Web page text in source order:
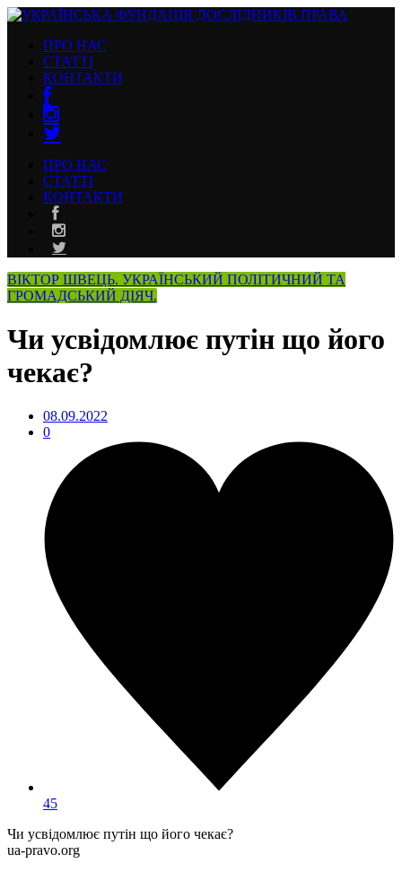
ПРО НАС
СТАТТІ
КОНТАКТИ
ПРО НАС
СТАТТІ
КОНТАКТИ
ВІКТОР ШВЕЦЬ. УКРАЇНСЬКИЙ ПОЛІТИЧНИЙ ТА
ГРОМАДСЬКИЙ ДІЯЧ.
Чи усвідомлює путін що його
чекає?
08.09.2022
0
45
Чи усвідомлює путін що його чекає?
ua-pravo.org